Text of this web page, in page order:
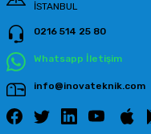
İSTANBUL
0216 514 25 80
Whatsapp İletişim
info@inovateknik.com